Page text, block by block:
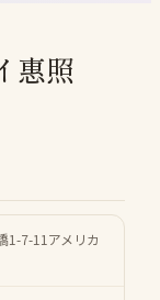
惠照
1-7-11アメリカ